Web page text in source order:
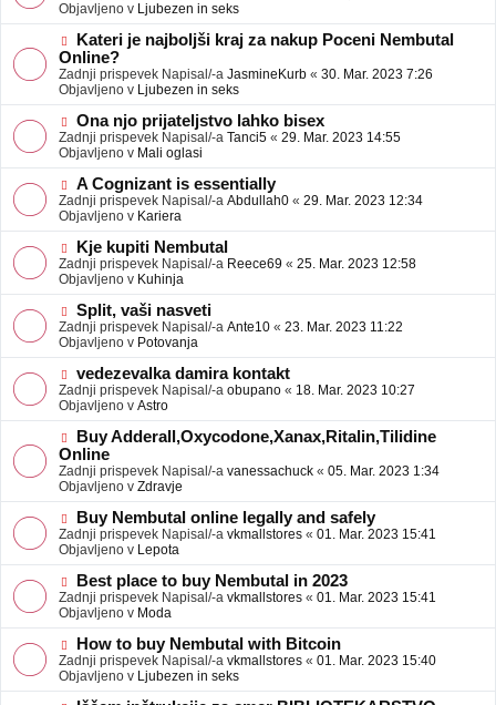
j
a
v
e
v
e
o
b
j
a
v
e
Objavljeno v Ljubezen in seks
N
o
v
e
o
b
j
a
v
Kateri je najboljši kraj za nakup Poceni Nembutal
Online?
Zadnji prispevek Napisal/-a JasmineKurb « 30. Mar. 2023 7:26
Objavljeno v Ljubezen in seks
N
o
v
e
o
b
j
a
v
e
Ona njo prijateljstvo lahko bisex
Zadnji prispevek Napisal/-a Tanci5 « 29. Mar. 2023 14:55
Objavljeno v Mali oglasi
N
o
v
e
o
b
j
a
v
e
A Cognizant is essentially
Zadnji prispevek Napisal/-a Abdullah0 « 29. Mar. 2023 12:34
Objavljeno v Kariera
N
o
v
e
o
b
j
a
v
e
Kje kupiti Nembutal
Zadnji prispevek Napisal/-a Reece69 « 25. Mar. 2023 12:58
Objavljeno v Kuhinja
N
o
v
e
o
b
j
a
v
e
Split, vaši nasveti
Zadnji prispevek Napisal/-a Ante10 « 23. Mar. 2023 11:22
Objavljeno v Potovanja
N
o
v
e
o
b
j
a
v
e
vedezevalka damira kontakt
Zadnji prispevek Napisal/-a obupano « 18. Mar. 2023 10:27
Objavljeno v Astro
N
o
v
e
o
b
j
a
v
e
Buy Adderall,Oxycodone,Xanax,Ritalin,Tilidine
Online
Zadnji prispevek Napisal/-a vanessachuck « 05. Mar. 2023 1:34
Objavljeno v Zdravje
N
o
v
e
o
b
j
a
v
e
Buy Nembutal online legally and safely
Zadnji prispevek Napisal/-a vkmallstores « 01. Mar. 2023 15:41
Objavljeno v Lepota
N
o
v
e
o
b
j
a
Best place to buy Nembutal in 2023
Zadnji prispevek Napisal/-a vkmallstores « 01. Mar. 2023 15:41
Objavljeno v Moda
N
o
v
e
How to buy Nembutal with Bitcoin
Zadnji prispevek Napisal/-a vkmallstores « 01. Mar. 2023 15:40
Objavljeno v Ljubezen in seks